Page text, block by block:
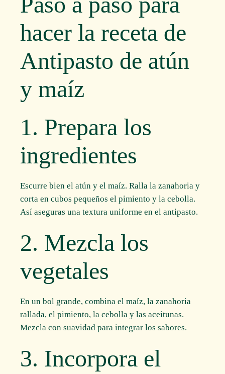
hacer la receta de
Antipasto de atún
y maíz
1. Prepara los
ingredientes
Escurre bien el atún y el maíz. Ralla la zanahoria y
corta en cubos pequeños el pimiento y la cebolla.
Así aseguras una textura uniforme en el antipasto.
2. Mezcla los
vegetales
En un bol grande, combina el maíz, la zanahoria
rallada, el pimiento, la cebolla y las aceitunas.
Mezcla con suavidad para integrar los sabores.
3. Incorpora el